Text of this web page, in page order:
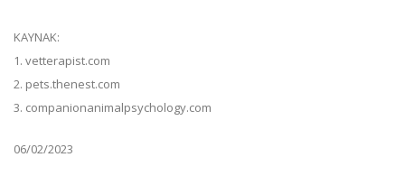
KAYNAK:
1. vetterapist.com
2. pets.thenest.com
3. companionanimalpsychology.com
06/02/2023